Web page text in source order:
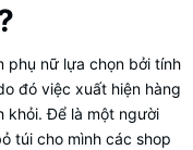
phụ nữ lựa chọn bởi tính
đó việc xuất hiện hàng
khỏi. Để là một người
túi cho mình các shop